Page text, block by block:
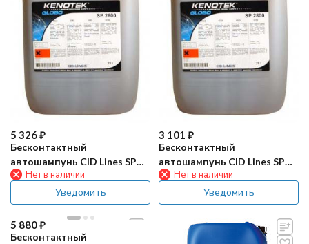
5 326₽
Бесконтактный
автошампунь CID Lines SP
2800+ 20л
Нет в наличии
Уведомить
3 101 ₽
Бесконтактный
автошампунь CID Lines SP
2800+ 10л
Нет в наличии
Уведомить
5 880₽
Бесконтактный